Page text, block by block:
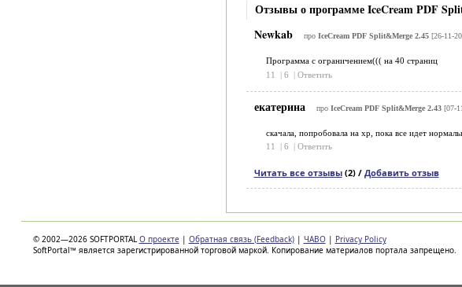
Отзывы о программе IceCream PDF
Newkab
про IceCream PDF Split&Merge 2.45[26-11-
Программа с ограничением((( на 40 страниц
11
| 6 | Ответить
екатерина про IceCream PDF Split&Merge 2.43[07-
скачала, попробовала на хр, пока все идет
11
| 6 | Ответить
Читать все отзывы(2) / Добавить отзыв
© 2002—2026 SOFTPORTAL О проекте | Обратная связь (Feedback) | ЧАВО | Privacy Policy
SoftPortal™ является зарегистрированной торговой маркой. Копирование материалов портала запрещено.